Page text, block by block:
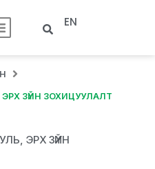
EN
ЗҮЙН ЗОХИЦУУЛАЛТ
ЭРХ ЗҮЙН